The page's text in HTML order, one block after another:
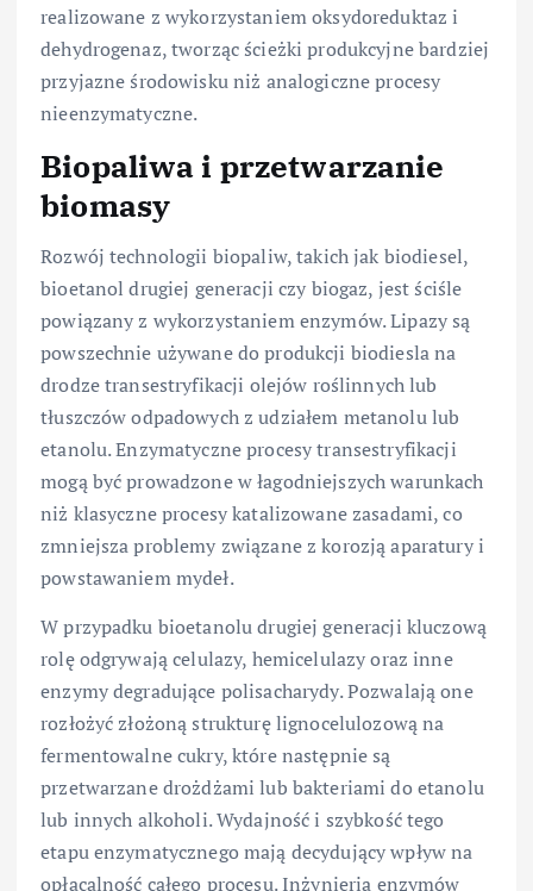
realizowane z wykorzystaniem oksydoreduktaz i
dehydrogenaz, tworząc ścieżki produkcyjne bardziej
przyjazne środowisku niż analogiczne procesy
nieenzymatyczne.
Biopaliwa i przetwarzanie
biomasy
Rozwój technologii biopaliw, takich jak biodiesel,
bioetanol drugiej generacji czy biogaz, jest ściśle
powiązany z wykorzystaniem enzymów. Lipazy są
powszechnie używane do produkcji biodiesla na
drodze transestryfikacji olejów roślinnych lub
tłuszczów odpadowych z udziałem metanolu lub
etanolu. Enzymatyczne procesy transestryfikacji
mogą być prowadzone w łagodniejszych warunkach
niż klasyczne procesy katalizowane zasadami, co
zmniejsza problemy związane z korozją aparatury i
powstawaniem mydeł.
W przypadku bioetanolu drugiej generacji kluczową
rolę odgrywają celulazy, hemicelulazy oraz inne
enzymy degradujące polisacharydy. Pozwalają one
rozłożyć złożoną strukturę lignocelulozową na
fermentowalne cukry, które następnie są
przetwarzane drożdżami lub bakteriami do etanolu
lub innych alkoholi. Wydajność i szybkość tego
etapu enzymatycznego mają decydujący wpływ na
opłacalność całego procesu. Inżynieria enzymów